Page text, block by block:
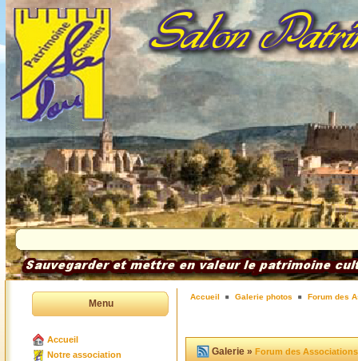
Menu
Accueil
Notre association
Accueil Galerie photos Forum des
Galerie »Forum des Associations